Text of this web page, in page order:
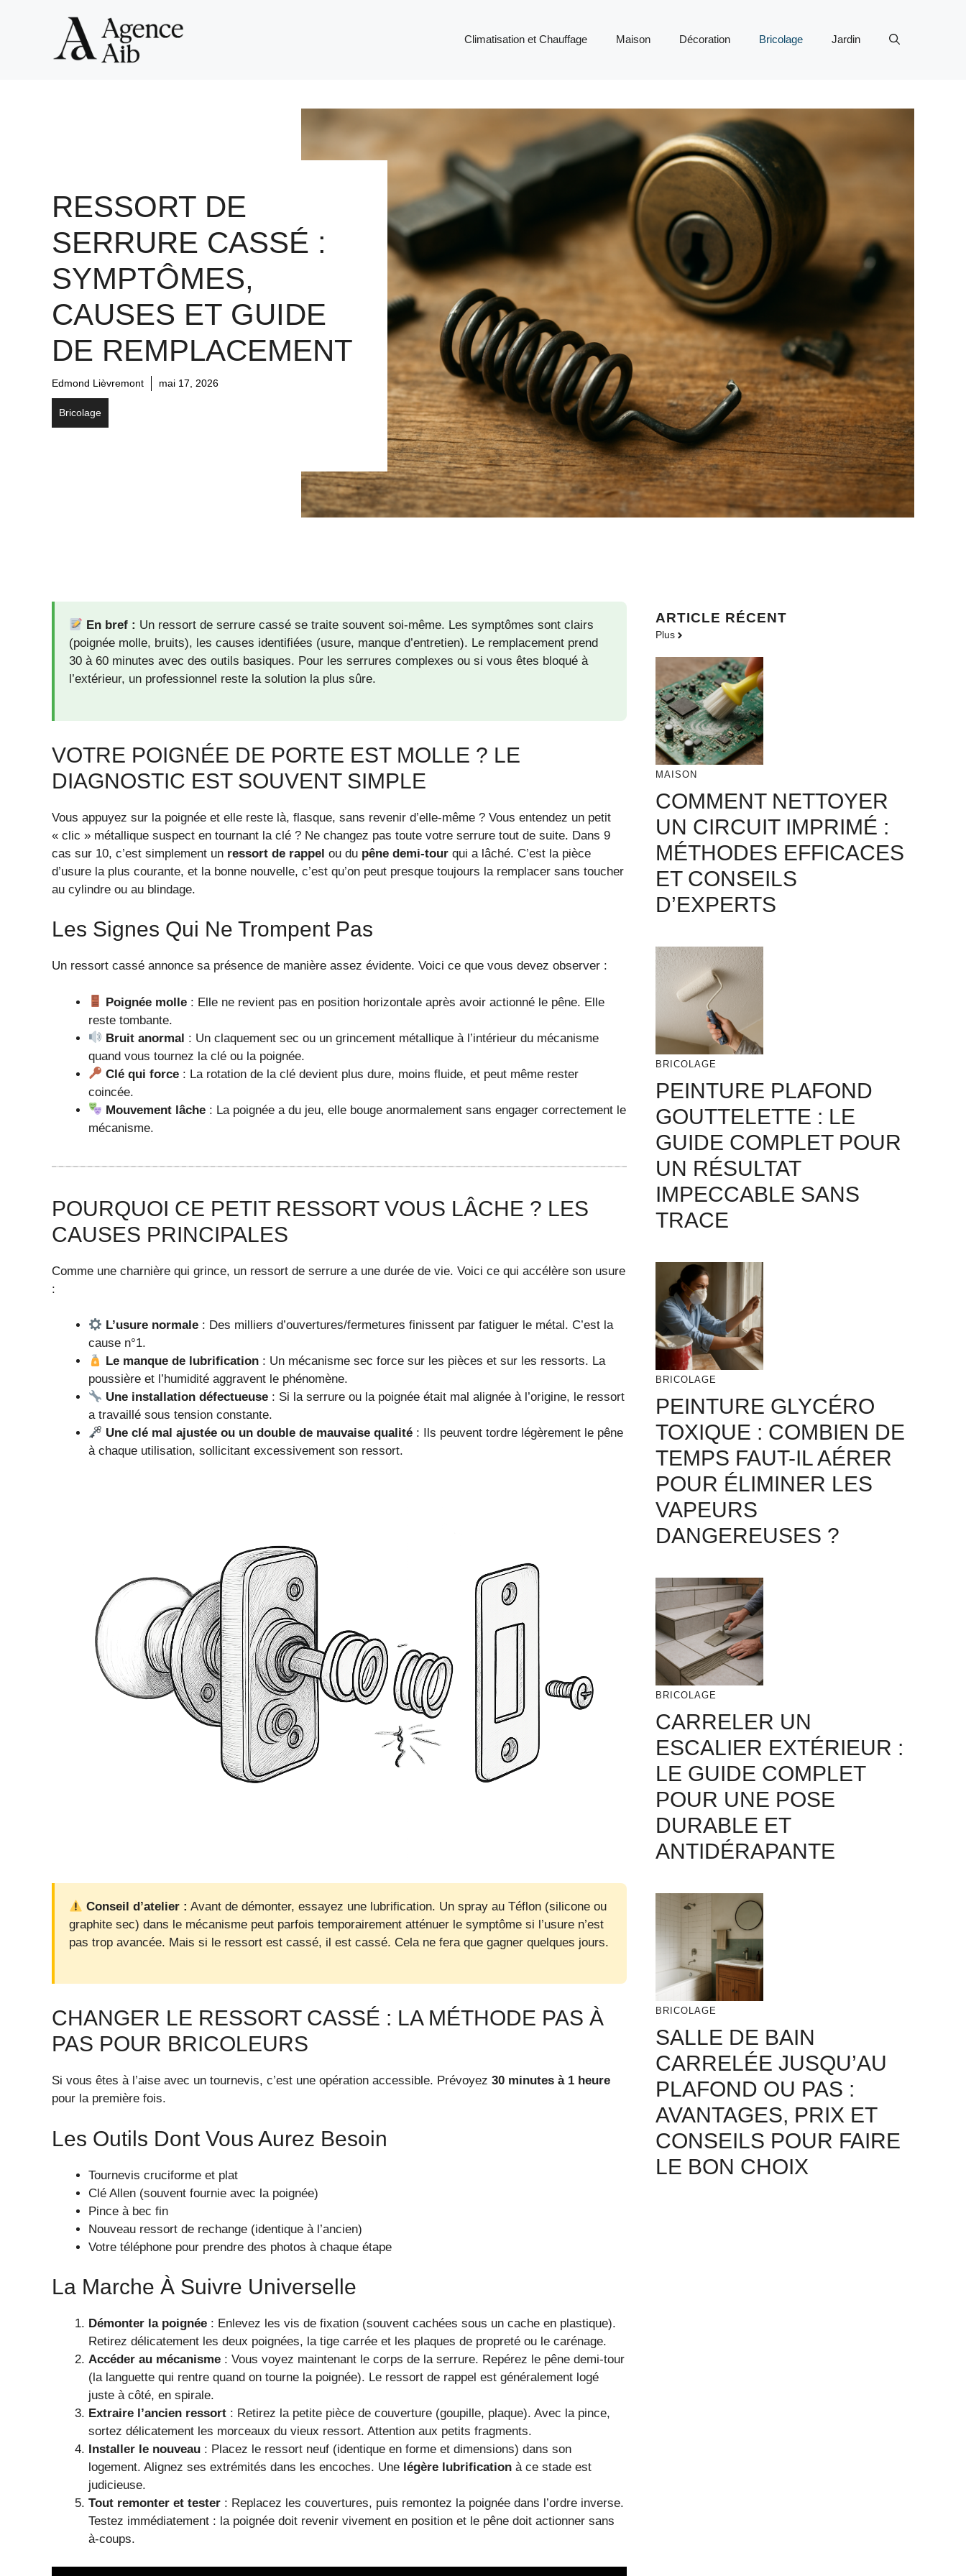
Climatisation et Chauffage Maison Décoration Bricolage Jardin
RESSORT DE
SERRURE CASSÉ :
SYMPTÔMES,
CAUSES ET GUIDE
DE REMPLACEMENT
Edmond Lièvremont mai 17, 2026
Bricolage
En bref : Un ressort de serrure cassé se traite souvent soi-même. Les symptômes sont clairs
(poignée molle, bruits), les causes identifiées (usure, manque d’entretien). Le remplacement prend
30 à 60 minutes avec des outils basiques. Pour les serrures complexes ou si vous êtes bloqué à
l’extérieur, un professionnel reste la solution la plus sûre.
VOTRE POIGNÉE DE PORTE EST MOLLE ? LE
DIAGNOSTIC EST SOUVENT SIMPLE
Vous appuyez sur la poignée et elle reste là, flasque, sans revenir d’elle-même ? Vous entendez un petit
« clic » métallique suspect en tournant la clé ? Ne changez pas toute votre serrure tout de suite. Dans 9
cas sur 10, c’est simplement un ressort de rappel ou du pêne demi-tour qui a lâché. C’est la pièce
d’usure la plus courante, et la bonne nouvelle, c’est qu’on peut presque toujours la remplacer sans toucher
au cylindre ou au blindage.
Les Signes Qui Ne Trompent Pas
Un ressort cassé annonce sa présence de manière assez évidente. Voici ce que vous devez observer :
Poignée molle : Elle ne revient pas en position horizontale après avoir actionné le pêne. Elle
reste tombante.
Bruit anormal : Un claquement sec ou un grincement métallique à l’intérieur du mécanisme
quand vous tournez la clé ou la poignée.
Clé qui force : La rotation de la clé devient plus dure, moins fluide, et peut même rester
coincée.
Mouvement lâche : La poignée a du jeu, elle bouge anormalement sans engager correctement le
mécanisme.
POURQUOI CE PETIT RESSORT VOUS LÂCHE ? LES
CAUSES PRINCIPALES
Comme une charnière qui grince, un ressort de serrure a une durée de vie. Voici ce qui accélère son usure
:
L’usure normale : Des milliers d’ouvertures/fermetures finissent par fatiguer le métal. C’est la
cause n°1.
Le manque de lubrification : Un mécanisme sec force sur les pièces et sur les ressorts. La
poussière et l’humidité aggravent le phénomène.
Une installation défectueuse : Si la serrure ou la poignée était mal alignée à l’origine, le ressort
a travaillé sous tension constante.
Une clé mal ajustée ou un double de mauvaise qualité : Ils peuvent tordre légèrement le pêne
à chaque utilisation, sollicitant excessivement son ressort.
Conseil d’atelier : Avant de démonter, essayez une lubrification. Un spray au Téflon (silicone ou
graphite sec) dans le mécanisme peut parfois temporairement atténuer le symptôme si l’usure n’est
pas trop avancée. Mais si le ressort est cassé, il est cassé. Cela ne fera que gagner quelques jours.
CHANGER LE RESSORT CASSÉ : LA MÉTHODE PAS À
PAS POUR BRICOLEURS
Si vous êtes à l’aise avec un tournevis, c’est une opération accessible. Prévoyez 30 minutes à 1 heure
pour la première fois.
Les Outils Dont Vous Aurez Besoin
Tournevis cruciforme et plat
Clé Allen (souvent fournie avec la poignée)
Pince à bec fin
Nouveau ressort de rechange (identique à l’ancien)
Votre téléphone pour prendre des photos à chaque étape
La Marche À Suivre Universelle
Démonter la poignée : Enlevez les vis de fixation (souvent cachées sous un cache en plastique).
Retirez délicatement les deux poignées, la tige carrée et les plaques de propreté ou le carénage.
Accéder au mécanisme : Vous voyez maintenant le corps de la serrure. Repérez le pêne demi-tour
(la languette qui rentre quand on tourne la poignée). Le ressort de rappel est généralement logé
juste à côté, en spirale.
Extraire l’ancien ressort : Retirez la petite pièce de couverture (goupille, plaque). Avec la pince,
sortez délicatement les morceaux du vieux ressort. Attention aux petits fragments.
Installer le nouveau : Placez le ressort neuf (identique en forme et dimensions) dans son
logement. Alignez ses extrémités dans les encoches. Une légère lubrification à ce stade est
judicieuse.
Tout remonter et tester : Replacez les couvertures, puis remontez la poignée dans l’ordre inverse.
Testez immédiatement : la poignée doit revenir vivement en position et le pêne doit actionner sans
à-coups.
ARTICLE RÉCENT
Plus
MAISON
COMMENT NETTOYER
UN CIRCUIT IMPRIMÉ :
MÉTHODES EFFICACES
ET CONSEILS
D’EXPERTS
BRICOLAGE
PEINTURE PLAFOND
GOUTTELETTE : LE
GUIDE COMPLET POUR
UN RÉSULTAT
IMPECCABLE SANS
TRACE
BRICOLAGE
PEINTURE GLYCÉRO
TOXIQUE : COMBIEN DE
TEMPS FAUT-IL AÉRER
POUR ÉLIMINER LES
VAPEURS
DANGEREUSES ?
BRICOLAGE
CARRELER UN
ESCALIER EXTÉRIEUR :
LE GUIDE COMPLET
POUR UNE POSE
DURABLE ET
ANTIDÉRAPANTE
BRICOLAGE
SALLE DE BAIN
CARRELÉE JUSQU’AU
PLAFOND OU PAS :
AVANTAGES, PRIX ET
CONSEILS POUR FAIRE
LE BON CHOIX